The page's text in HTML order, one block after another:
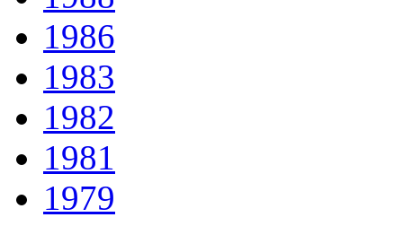
1986
1983
1982
1981
1979